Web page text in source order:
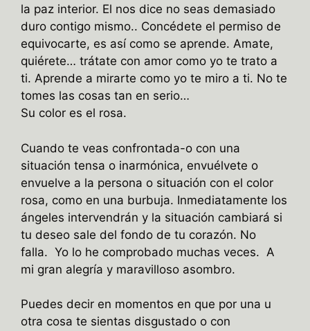
la paz interior. El nos dice no seas demasiado
duro contigo mismo.. Concédete el permiso de
equivocarte, es así como se aprende. Amate,
quiérete… trátate con amor como yo te trato a
ti. Aprende a mirarte como yo te miro a ti. No te
tomes las cosas tan en serio…
Su color es el rosa.
Cuando te veas confrontada-o con una
situación tensa o inarmónica, envuélvete o
envuelve a la persona o situación con el color
rosa, como en una burbuja. Inmediatamente los
ángeles intervendrán y la situación cambiará si
tu deseo sale del fondo de tu corazón. No
falla. Yo lo he comprobado muchas veces. A
mi gran alegría y maravilloso asombro.
Puedes decir en momentos en que por una u
otra cosa te sientas disgustado o con